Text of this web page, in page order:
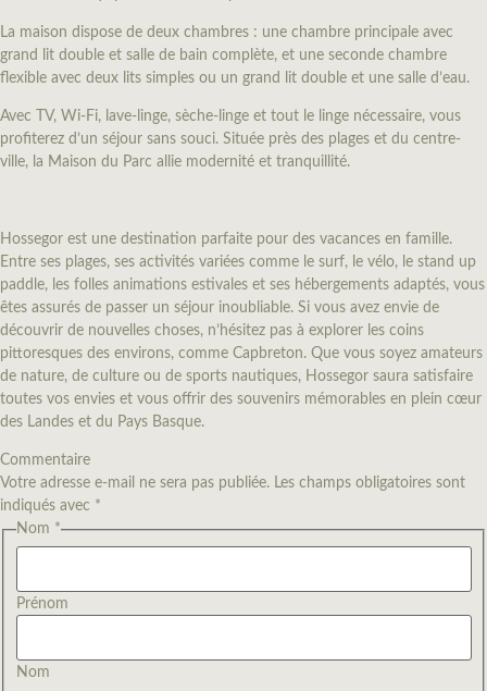
La maison dispose de deux chambres : une chambre principale avec
grand lit double et salle de bain complète, et une seconde chambre
flexible avec deux lits simples ou un grand lit double et une salle d’eau.
Avec TV, Wi-Fi, lave-linge, sèche-linge et tout le linge nécessaire, vous
profiterez d’un séjour sans souci. Située près des plages et du centre-
ville, la Maison du Parc allie modernité et tranquillité.
Hossegor est une destination parfaite pour des vacances en famille.
Entre ses plages, ses activités variées comme le surf, le vélo, le stand up
paddle, les folles animations estivales et ses hébergements adaptés, vous
êtes assurés de passer un séjour inoubliable. Si vous avez envie de
découvrir de nouvelles choses, n’hésitez pas à explorer les coins
pittoresques des environs, comme Capbreton. Que vous soyez amateurs
de nature, de culture ou de sports nautiques, Hossegor saura satisfaire
toutes vos envies et vous offrir des souvenirs mémorables en plein cœur
des Landes et du Pays Basque.
Commentaire
Votre adresse e-mail ne sera pas publiée. Les champs obligatoires sont
indiqués avec *
E-mail
Nom *
Prénom
Nom